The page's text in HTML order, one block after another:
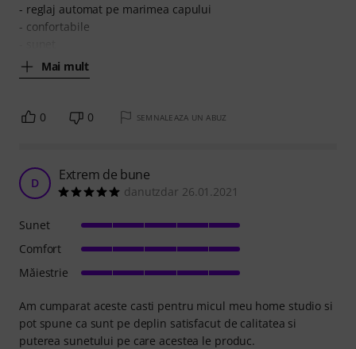
- reglaj automat pe marimea capului
- confortabile
Mai mult
0 0 SEMNALEAZA UN ABUZ
D Extrem de bune
danutzdar 26.01.2021
Am cumparat aceste casti pentru micul meu home studio si
pot spune ca sunt pe deplin satisfacut de calitatea si
puterea sunetului pe care acestea le produc.
Sunet
Comfort
Măiestrie